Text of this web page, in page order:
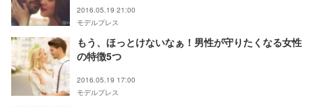
2016.05.19 21:00
モデルプレス
もう、ほっとけないなぁ！男性が守りたくなる女性
の特徴5つ
2016.05.19 17:00
モデルプレス